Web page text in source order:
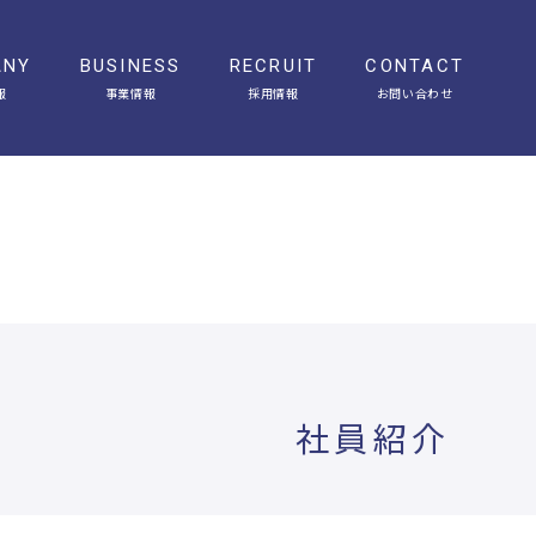
BUSINESS
事業情報
RECRUIT
採用情報
CONTACT
お問い合わせ
社員紹介